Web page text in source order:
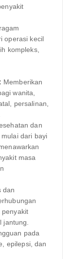
operasi kecil
kompleks,
Memberikan
wanita,
persalinan,
dan
dari bayi
masa
dan
penyakit
pada
epilepsi, dan